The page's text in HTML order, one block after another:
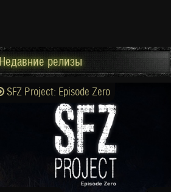
Недавние релизы
SFZ Project: Episode Zero